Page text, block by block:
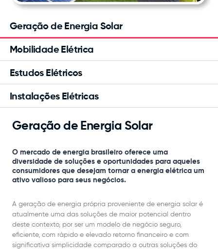
Geração de Energia Solar
Mobilidade Elétrica
Estudos Elétricos
Instalações Elétricas
Geração de Energia Solar
O mercado de energia brasileiro oferece uma
diversidade de soluções e oportunidades para aqueles
consumidores que desejam tornar a energia elétrica um
ativo valioso para seus negócios.
A geração de energia própria proveniente de energia solar é
atualmente uma das soluções de maior potencial dentro
deste contexto, por ser um modelo de negócio seguro,
eficiente, com rápido e elevado retorno financeiro e com
significativa simplicidade comparado a outras soluções do